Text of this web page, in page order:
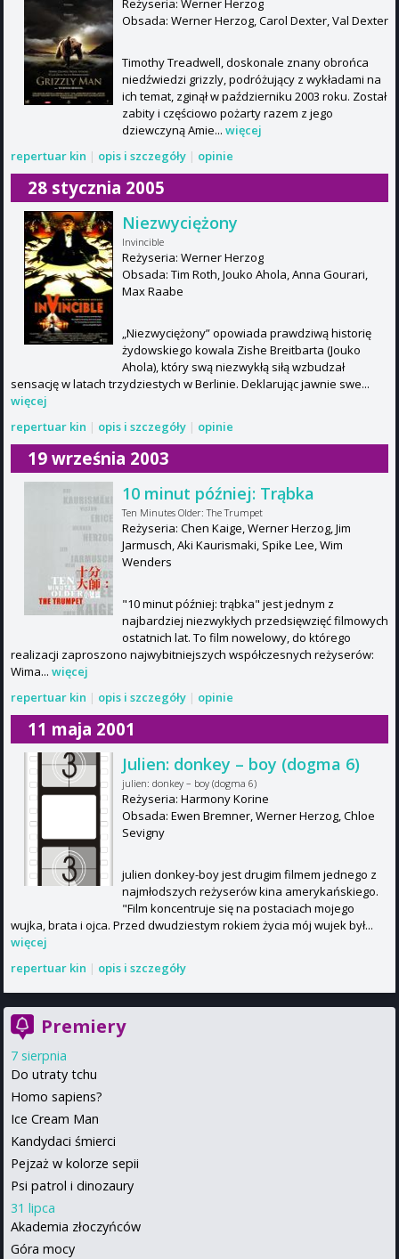
Reżyseria: Werner Herzog
Obsada: Werner Herzog, Carol Dexter, Val Dexter
Timothy Treadwell, doskonale znany obrońca
niedźwiedzi grizzly, podróżujący z wykładami na
ich temat, zginął w październiku 2003 roku. Został
zabity i częściowo pożarty razem z jego
dziewczyną Amie... więcej
repertuar kin | opis i szczegóły | opinie
28 stycznia 2005
Niezwyciężony
Invincible
Reżyseria: Werner Herzog
Obsada: Tim Roth, Jouko Ahola, Anna Gourari,
Max Raabe
„Niezwyciężony” opowiada prawdziwą historię
żydowskiego kowala Zishe Breitbarta (Jouko
Ahola), który swą niezwykłą siłą wzbudzał
sensację w latach trzydziestych w Berlinie. Deklarując jawnie swe...
więcej
repertuar kin | opis i szczegóły | opinie
19 września 2003
10 minut później: Trąbka
Ten Minutes Older: The Trumpet
Reżyseria: Chen Kaige, Werner Herzog, Jim
Jarmusch, Aki Kaurismaki, Spike Lee, Wim
Wenders
"10 minut później: trąbka" jest jednym z
najbardziej niezwykłych przedsięwzięć filmowych
ostatnich lat. To film nowelowy, do którego
realizacji zaproszono najwybitniejszych współczesnych reżyserów:
Wima... więcej
repertuar kin | opis i szczegóły | opinie
11 maja 2001
Julien: donkey – boy (dogma 6)
julien: donkey – boy (dogma 6)
Reżyseria: Harmony Korine
Obsada: Ewen Bremner, Werner Herzog, Chloe
Sevigny
julien donkey-boy jest drugim filmem jednego z
najmłodszych reżyserów kina amerykańskiego.
"Film koncentruje się na postaciach mojego
wujka, brata i ojca. Przed dwudziestym rokiem życia mój wujek był...
więcej
repertuar kin | opis i szczegóły
Premiery
7 sierpnia
Do utraty tchu
Homo sapiens?
Ice Cream Man
Kandydaci śmierci
Pejzaż w kolorze sepii
Psi patrol i dinozaury
31 lipca
Akademia złoczyńców
Góra mocy